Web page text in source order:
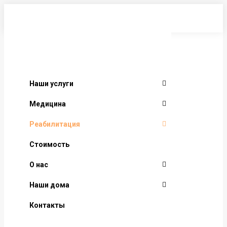
Наши услуги
Медицина
Реабилитация
Стоимость
О нас
Наши дома
Контакты